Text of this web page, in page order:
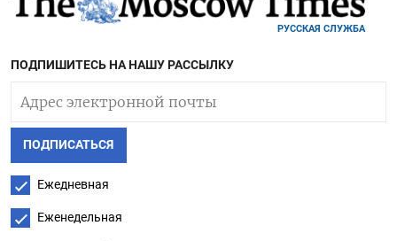
РУССКАЯ СЛУЖБА
ПОДПИШИТЕСЬ НА НАШУ РАССЫЛКУ
ПОДПИСАТЬСЯ
Ежедневная
Еженедельная